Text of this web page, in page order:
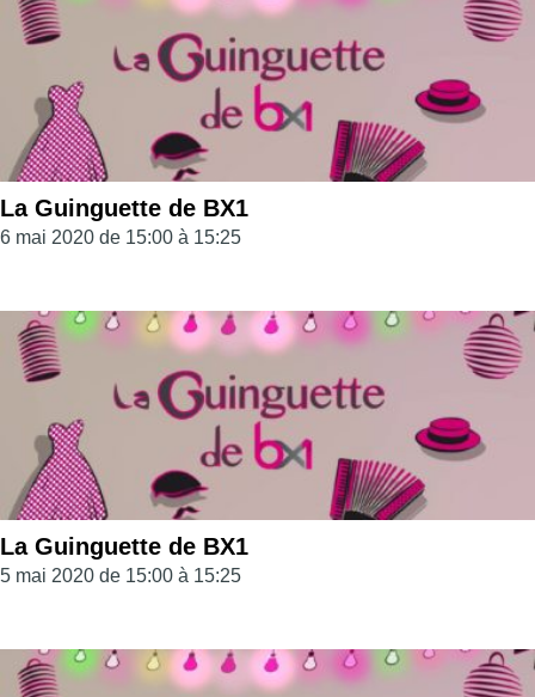
La Guinguette de BX1
6 mai 2020 de 15:00 à 15:25
La Guinguette de BX1
5 mai 2020 de 15:00 à 15:25